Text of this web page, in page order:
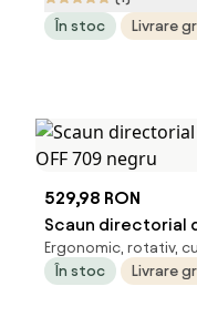
În stoc
Livrare
529,98 RON
Scaun directorial
OFF 709 negru
Ergonomic, rotativ,
În stoc
Livrare